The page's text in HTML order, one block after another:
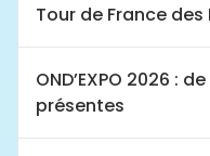
Tour de France
OND’EXPO 2026 :
présentes